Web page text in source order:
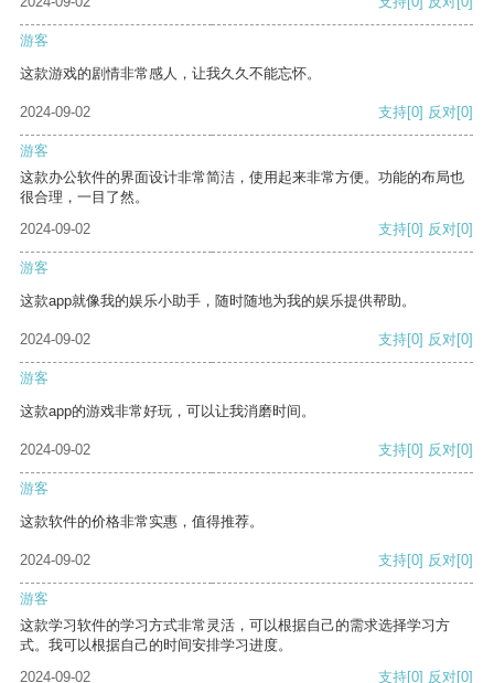
游客
这款游戏的剧情非常感人，让我久久不能忘怀。
2024-09-02 支持[0] 反对[0]
游客
这款办公软件的界面设计非常简洁，使用起来非常方便。功能的布局也
很合理，一目了然。
2024-09-02
支持[0] 反对[0]
游客
这款app就像我的娱乐小助手，随时随地为我的娱乐提供帮助。
2024-09-02 支持[0] 反对[0]
游客
这款app的游戏非常好玩，可以让我消磨时间。
2024-09-02 支持[0] 反对[0]
游客
这款软件的价格非常实惠，值得推荐。
2024-09-02 支持[0] 反对[0]
游客
这款学习软件的学习方式非常灵活，可以根据自己的需求选择学习方
式。我可以根据自己的时间安排学习进度。
2024-09-02
支持[0] 反对[0]